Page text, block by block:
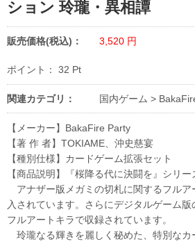
ション 玲瓏・異相譚
販売価格(税込)： 3,520 円
ポイント： 32 Pt
関連カテゴリ： 国内ゲーム >
【メーカー】BakaFire Party
【著 作 者】TOKIAME、沖史慈宴
【種別仕様】カードゲーム拡張セット
【商品説明】『桜降る代に決闘を』シリー
アナザー版メガミの切札に関するフルア
入されています。さらにデジタルゲーム版
フルアートキラで収録されています。
玲瓏なる輝きを麗しく秘めた、特別なカ